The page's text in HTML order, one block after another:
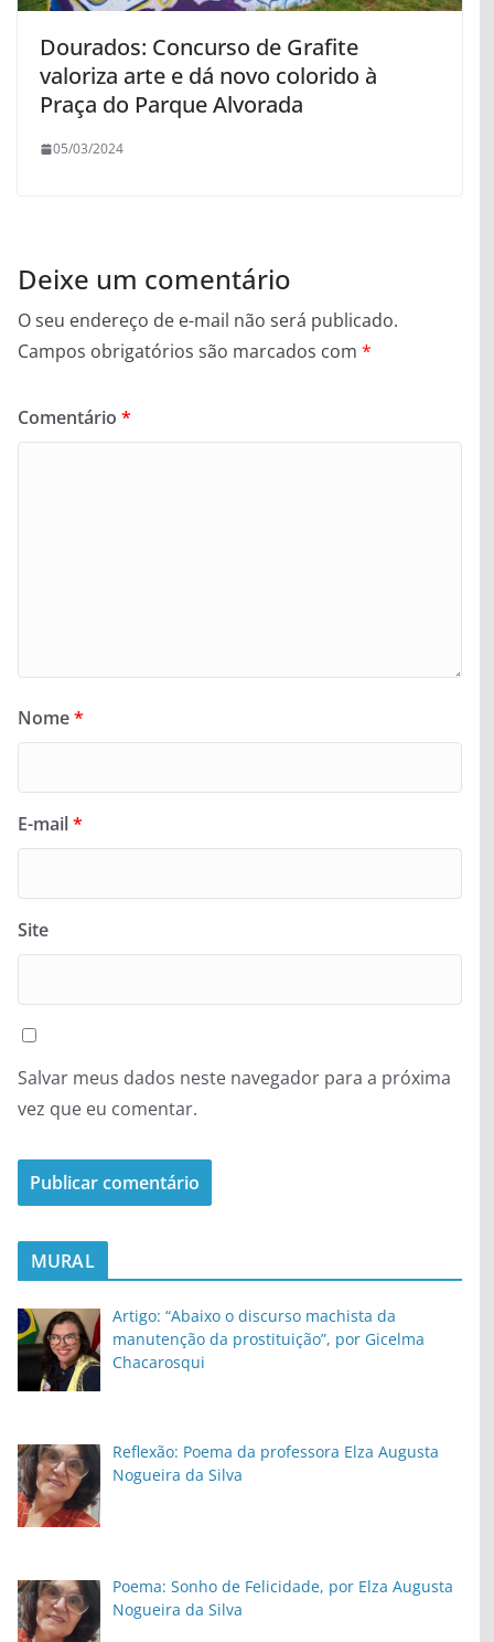
Dourados: Concurso de Grafite
valoriza arte e dá novo colorido à
Praça do Parque Alvorada
05/03/2024
Deixe um comentário
O seu endereço de e-mail não será publicado.
Campos obrigatórios são marcados com *
Comentário *
Nome*
E-mail*
Site
Salvar meus dados neste navegador para a próxima
vez que eu comentar.
MURAL
Artigo: “Abaixo o discurso machista da
manutenção da prostituição”, por Gicelma
Chacarosqui
Reflexão: Poema da professora Elza Augusta
Nogueira da Silva
Poema: Sonho de Felicidade, por Elza Augusta
Nogueira da Silva